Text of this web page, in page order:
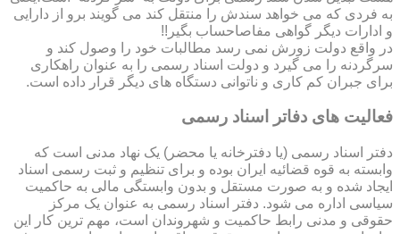
به فردی که می خواهد سندش را منتقل کند می گویند برو از دارایی
و ادارات دیگر گواهی مفاصاحساب بگیر!!
در واقع دولت زورش نمی رسد مطالبات خود را وصول کند و
سرگردنه را می گیرد و دولت اسناد رسمی را به عنوان راهکاری
برای جبران کم کاری و ناتوانی دستگاه های دیگر قرار داده است.
فعالیت های دفاتر اسناد رسمی
دفتر اسناد رسمی (یا دفترخانه یا محضر) یک نهاد مدنی است که
وابسته به قوه قضائیه ایران بوده و برای تنظیم و ثبت رسمی اسناد
ایجاد شده و به صورت مستقل و بدون وابستگی مالی به حاکمیت
سیاسی اداره می شود. دفتر اسناد رسمی به عنوان یک مرکز
حقوقی و مدنی رابط حاکمیت و شهروندان است، مهم ترین کار این